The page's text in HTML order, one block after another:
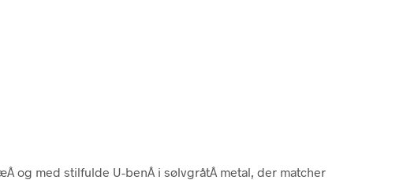
og med stilfulde U-benÂ i sølvgråtÂ metal, der matcher